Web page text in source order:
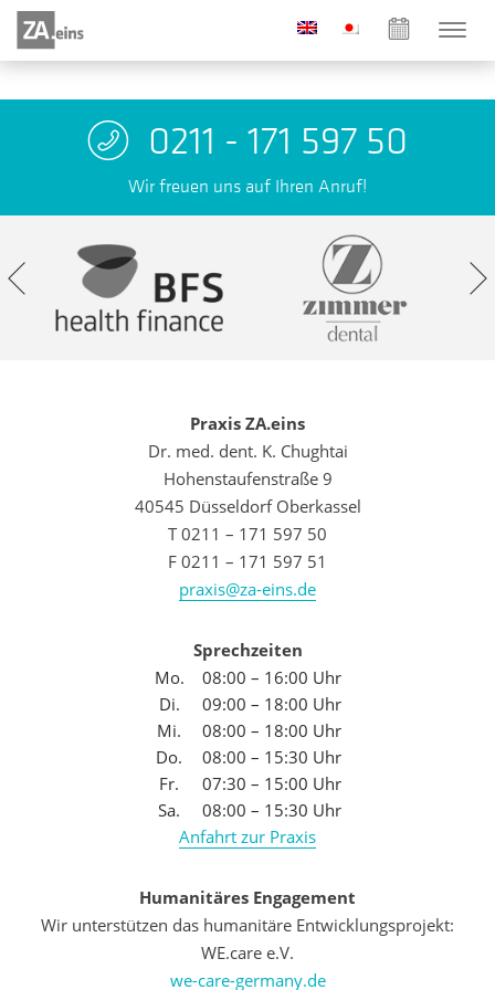
0211 - 171 597 50
Wir freuen uns auf Ihren Anruf!
Praxis ZA.eins
Dr. med. dent. K. Chughtai
Hohenstaufenstraße 9
40545 Düsseldorf Oberkassel
T 0211 – 171 597 50
F 0211 – 171 597 51
praxis@za-eins.de
Sprechzeiten
Mo.
08:00 – 16:00 Uhr
Di.
09:00 – 18:00 Uhr
Mi.
08:00 – 18:00 Uhr
Do.
08:00 – 15:30 Uhr
Fr.
07:30 – 15:00 Uhr
Sa.
08:00 – 15:30 Uhr
Anfahrt zur Praxis
Humanitäres Engagement
Wir unterstützen das humanitäre Entwicklungsprojekt:
WE.care e.V.
we-care-germany.de